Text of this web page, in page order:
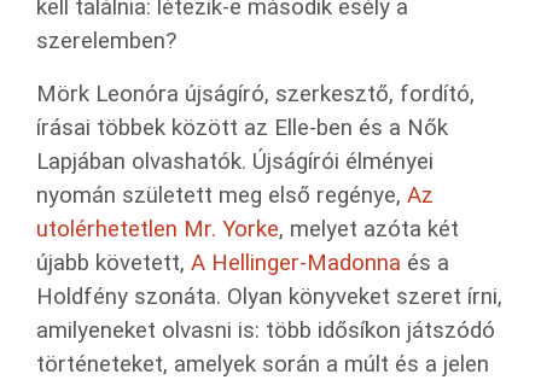
kell találnia: létezik-e második esély a
szerelemben?
Mörk Leonóra újságíró, szerkesztő, fordító,
írásai többek között az Elle-ben és a Nők
Lapjában olvashatók. Újságírói élményei
nyomán született meg első regénye, Az
utolérhetetlen Mr. Yorke, melyet azóta két
újabb követett, A Hellinger-Madonna és a
Holdfény szonáta. Olyan könyveket szeret írni,
amilyeneket olvasni is: több idősíkon játszódó
történeteket, amelyek során a múlt és a jelen